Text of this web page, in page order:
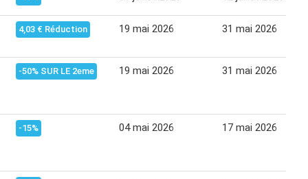
4,03 € Réduction 19 mai 2026 31 mai 2026
-50% SUR LE 2eme 19 mai 2026 31 mai 2026
-15% 04 mai 2026 17 mai 2026